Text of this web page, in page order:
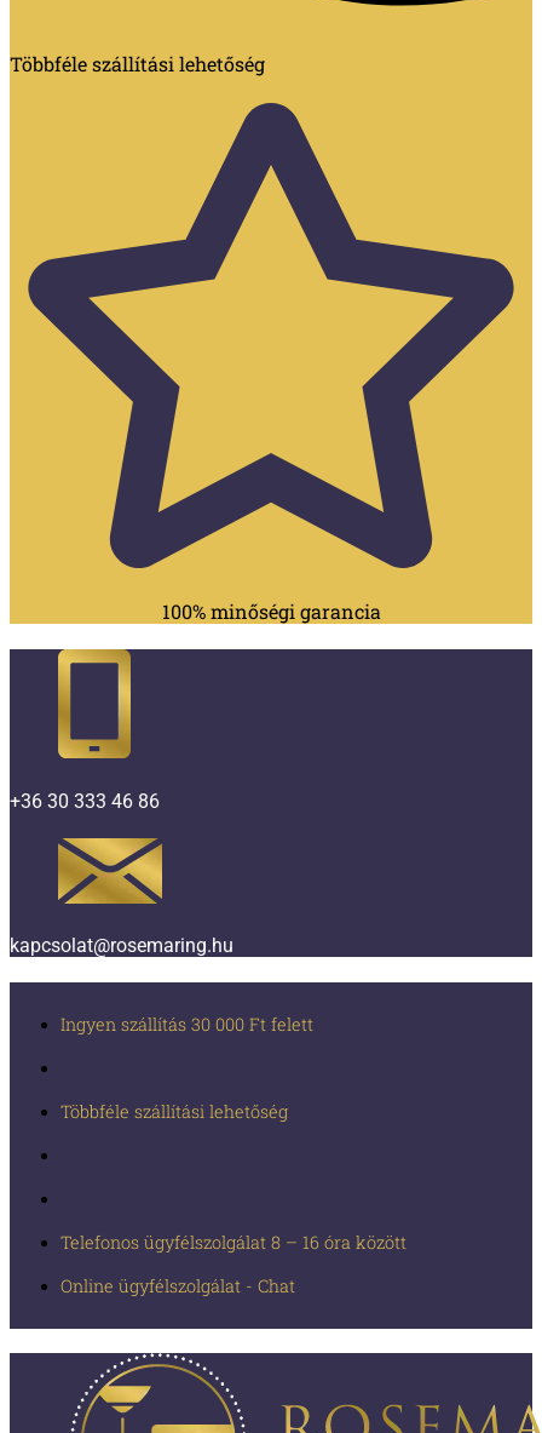
Többféle szállítási lehetőség
100% minőségi garancia
+36 30 333 46 86
kapcsolat@rosemaring.hu
Ingyen szállítás 30 000 Ft felett
Többféle szállítási lehetőség
Telefonos ügyfélszolgálat 8 – 16 óra között
Online ügyfélszolgálat - Chat